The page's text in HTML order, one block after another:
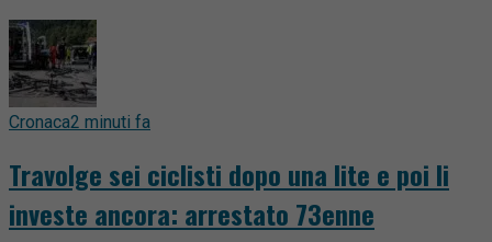
Cronaca2 minuti fa
Travolge sei ciclisti dopo una lite e poi li
investe ancora: arrestato 73enne